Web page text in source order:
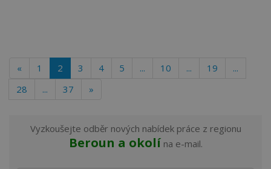
« 1 2 3 4 5 ... 10 ... 19
...
28
... 37 »
Vyzkoušejte odběr nových nabídek práce z regionu
Beroun a okolí na e-mail.